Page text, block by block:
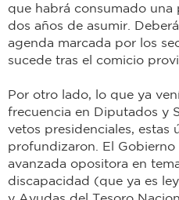
que habrá consumado
dos años de asumir.
agenda marcada por los
sucede tras el comicio
Por otro lado, lo que ya
frecuencia en Diputados y
vetos presidenciales, estas
profundizaron. El
avanzada opositora en
discapacidad (que ya es